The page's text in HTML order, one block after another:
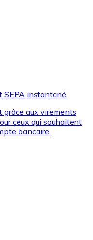
SEPA instantané
grâce aux virements
ceux qui souhaitent
bancaire.